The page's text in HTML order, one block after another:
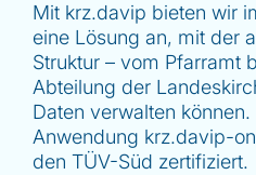
Mit krz.davip bieten wir
eine Lösung an, mit der
Struktur – vom Pfarramt
Abteilung der
Daten verwalten
Anwendung krz.davip-
den TÜV-Süd zertifiziert.